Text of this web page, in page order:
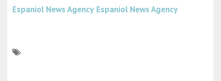
Espaniol News Agency Espaniol News Agency